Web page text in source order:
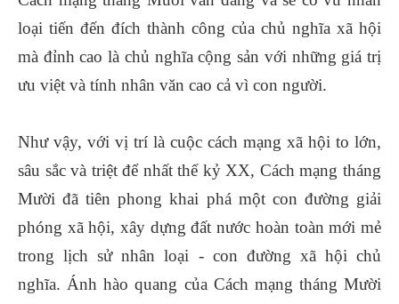
loại tiến đến đích thành công của chủ nghĩa xã hội
mà đỉnh cao là chủ nghĩa cộng sản với những giá trị
ưu việt và tính nhân văn cao cả vì con người.
Như vậy, với vị trí là cuộc cách mạng xã hội to lớn,
sâu sắc và triệt để nhất thế kỷ XX, Cách mạng tháng
Mười đã tiên phong khai phá một con đường giải
phóng xã hội, xây dựng đất nước hoàn toàn mới mẻ
trong lịch sử nhân loại - con đường xã hội chủ
nghĩa. Ánh hào quang của Cách mạng tháng Mười